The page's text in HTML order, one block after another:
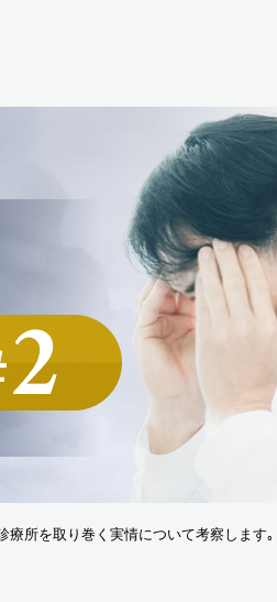
所を取り巻く実情について考察します｡